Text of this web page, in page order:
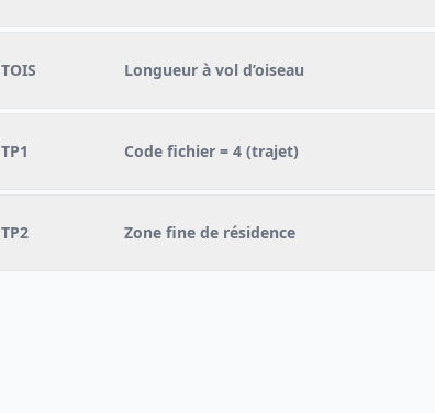
TOIS Longueur à vol d’oiseau
TP1 Code fichier = 4 (trajet)
TP2 Zone fine de résidence